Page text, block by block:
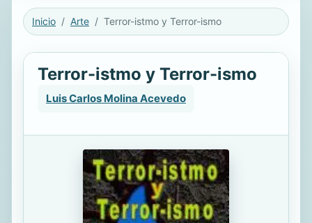
Inicio Arte Terror-istmo y Terror-ismo
Terror-istmo y Terror-ismo
Luis Carlos Molina Acevedo